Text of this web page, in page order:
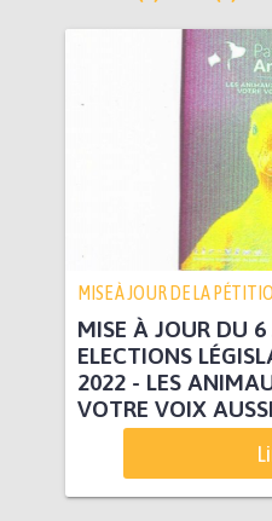
MISE À JOUR DE LA
MISE À JOUR DU
ELECTIONS
2022 - LES
VOTRE VOIX